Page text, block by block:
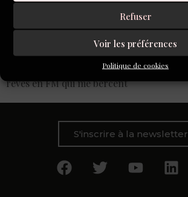
Refuser
Voir les préférences
Politique de cookies
rêves en FM qui me bercent
S'inscrire à la newsletter